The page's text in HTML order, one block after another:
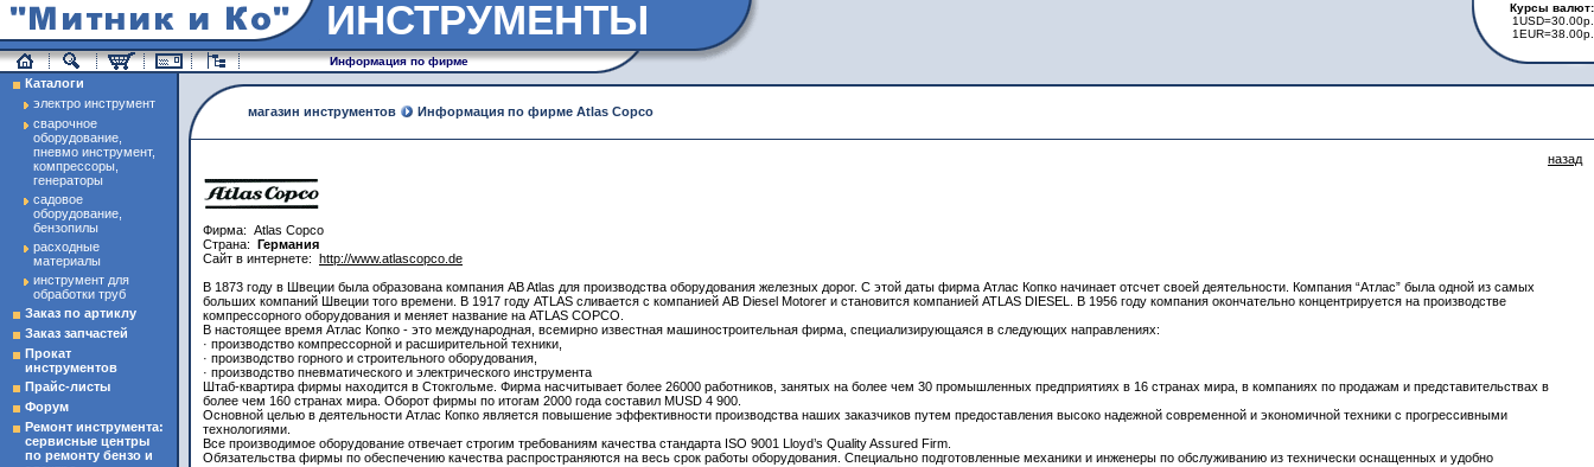
ИНСТРУМЕНТЫ
Информация по фирме
магазин инструменты
магазин инструментов Информация по фирме Atlas Copco
назад
Фирма: Atlas Copco
Страна: Германия
Сайт в интернете: http://www.atlascopco.de
В 1873 году в Швеции была образована компания AB Atlas для производства оборудования железных дорог. С этой даты фирма Атлас Копко начинает отсчет своей деятельности. Компания “Атлас” была одной из самых
больших компаний Швеции того времени. В 1917 году ATLAS сливается с компанией AB Diesel Motorer и становится компанией ATLAS DIESEL. В 1956 году компания окончательно концентрируется на производстве
компрессорного оборудования и меняет название на ATLAS COPCO.
В настоящее время Атлас Копко - это международная, всемирно известная машиностроительная фирма, специализирующаяся в следующих направлениях:
· производство компрессорной и расширительной техники,
· производство горного и строительного оборудования,
· производство пневматического и электрического инструмента
Штаб-квартира фирмы находится в Стокгольме. Фирма насчитывает более 26000 работников, занятых на более чем 30 промышленных предприятиях в 16 странах мира, в компаниях по продажам и представительствах в
более чем 160 странах мира. Оборот фирмы по итогам 2000 года составил MUSD 4 900.
Основной целью в деятельности Атлас Копко является повышение эффективности производства наших заказчиков путем предоставления высоко надежной современной и экономичной техники с прогрессивными
технологиями.
Все производимое оборудование отвечает строгим требованиям качества стандарта ISO 9001 Lloyd’s Quality Assured Firm.
Обязательства фирмы по обеспечению качества распространяются на весь срок работы оборудования. Специально подготовленные механики и инженеры по обслуживанию из технически оснащенных и удобно
Курсы валют:
1USD=30.00р.
1EUR=38.00р.
Каталоги
электро инструмент
сварочное
оборудование,
пневмо инструмент,
компрессоры,
генераторы
садовое
оборудование,
бензопилы
расходные
материалы
инструмент для
обработки труб
Заказ по артиклу
Заказ запчастей
Прокат
инструментов
Прайс-листы
Форум
Ремонт инструмента:
сервисные центры
по ремонту бензо и